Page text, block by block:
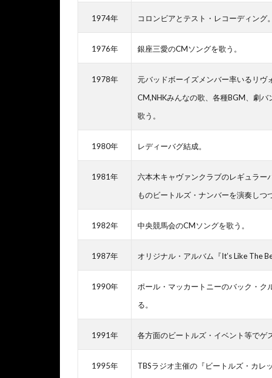
1974年 コロンビアとテスト・レコーディング。
1976年 銀座三愛のCMソングを歌う。
1978年
元バッドボーイズメンバー率いるリヴ
CM,NHKみんなの歌、各種BGM、劇
歌う。
1980年 レディーバグ結成。
1981年
六本木キャヴァンクラブのレギュラ
ものビートルズ・ナンバーを演奏しつ
1982年 中央競馬会のCMソングを歌う。
1987年 オリジナル・アルバム『It’s Like The
1990年
ポール・マッカートニーのバック・
る。
1991年 各方面のビートルズ・イベント等でゲ
1995年
TBSラジオ主催の『ビートルズ・カレ